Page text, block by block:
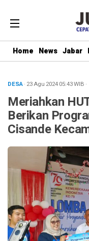
Home News Jabar
DESA· 23 Agu 202405:43WIB ·
Meriahkan
Berikan
Cisande